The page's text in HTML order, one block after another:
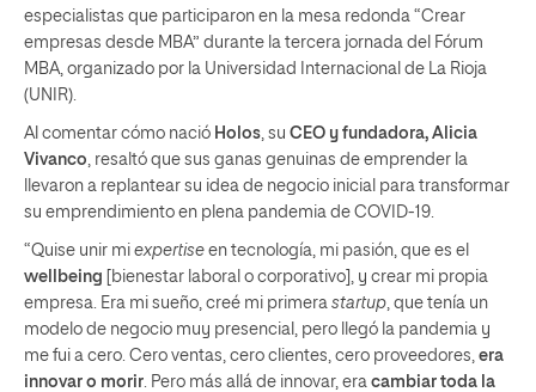
especialistas que participaron en la mesa redonda “Crear
empresas desde MBA” durante la tercera jornada del Fórum
MBA, organizado por la Universidad Internacional de La Rioja
(UNIR).
Al comentar cómo nació Holos , su CEO y fundadora, Alicia
Vivanco , resaltó que sus ganas genuinas de emprender la
llevaron a replantear su idea de negocio inicial para transformar
su emprendimiento en plena pandemia de COVID-19.
“Quise unir mi expertise en tecnología, mi pasión, que es el
wellbeing
[bienestar laboral o corporativo], y crear mi propia
empresa. Era mi sueño, creé mi primera startup , que tenía un
modelo de negocio muy presencial, pero llegó la pandemia y
me fui a cero. Cero ventas, cero clientes, cero proveedores, era
innovar o morir . Pero más allá de innovar, era cambiar toda la